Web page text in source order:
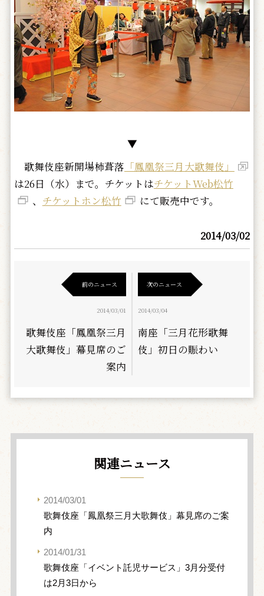
▼
歌舞伎座新開場柿葺落 「鳳凰祭三月大歌舞伎」
は26日（水）まで。チケットはチケットWeb松竹
、 チケットホン松竹 にて販売中です。
2014/03/02
前のニュース
2014/03/01
歌舞伎座「鳳凰祭三月
大歌舞伎」幕見席のご
案内
次のニュース
2014/03/04
南座「三月花形歌舞
伎」初日の賑わい
関連ニュース
2014/03/01
歌舞伎座「鳳凰祭三月大歌舞伎」幕見席のご案
内
2014/01/31
歌舞伎座「イベント託児サービス」3月分受付
は2月3日から